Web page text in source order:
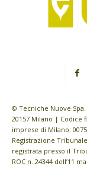
© Tecniche Nuove
20157 Milano | Codice
imprese di Milano:
Registrazione
registrata presso il
ROC n. 24344 dell’11